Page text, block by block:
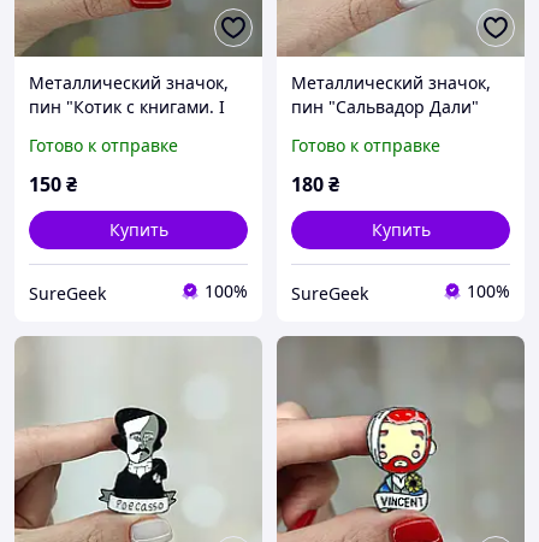
Металлический значок,
пин "Котик с книгами. I
Готово к отправке
150₴
Купить
SureGeek 100%
Металлический значок,
пин "Сальвадор Дали"
Готово к отправке
180₴
Купить
SureGeek 100%